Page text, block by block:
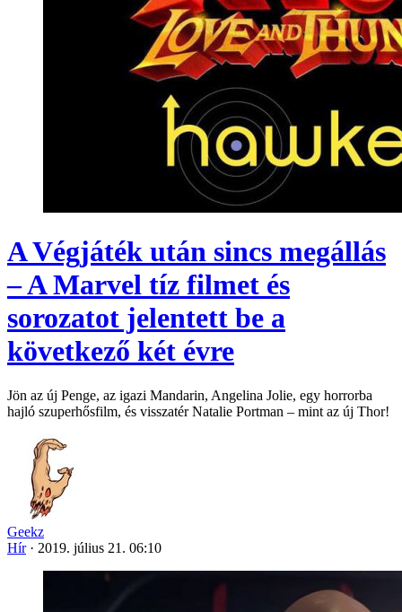
A Végjáték után sincs megállás
– A Marvel tíz filmet és
sorozatot jelentett be a
következő két évre
Jön az új Penge, az igazi Mandarin, Angelina Jolie, egy horrorba
hajló szuperhősfilm, és visszatér Natalie Portman – mint az új Thor!
Geekz
Hír · 2019. július 21. 06:10